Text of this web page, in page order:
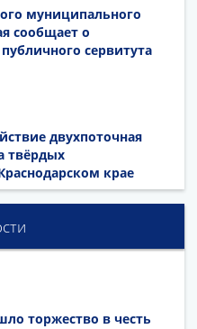
муниципального
сообщает о
сервитута
двухпоточная
твёрдых
крае
торжество в честь